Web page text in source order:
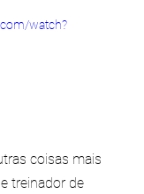
watch?
coisas mais
treinador de